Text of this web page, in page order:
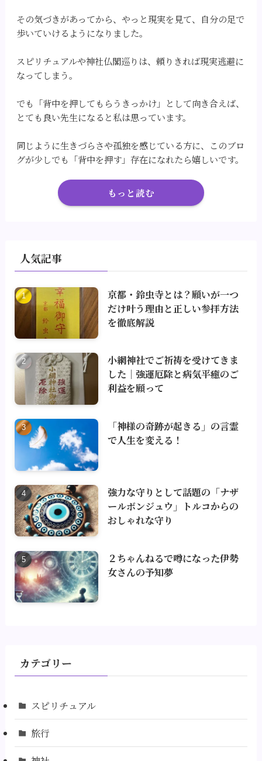
その気づきがあってから、やっと現実を見て、自分の足で
歩いていけるようになりました。
スピリチュアルや神社仏閣巡りは、頼りきれば現実逃避に
なってしまう。
でも「背中を押してもらうきっかけ」として向き合えば、
とても良い先生になると私は思っています。
同じように生きづらさや孤独を感じている方に、このブロ
グが少しでも「背中を押す」存在になれたら嬉しいです。
もっと読む
人気記事
京都・鈴虫寺とは？願いが一つ
だけ叶う理由と正しい参拝方法
を徹底解説
小網神社でご祈祷を受けてきま
した｜強運厄除と病気平癒のご
利益を願って
「神様の奇跡が起きる」の言霊
で人生を変える！
強力な守りとして話題の「ナザ
ールボンジュウ」トルコからの
おしゃれな守り
２ちゃんねるで噂になった伊勢
女さんの予知夢
カテゴリー
スピリチュアル
旅行